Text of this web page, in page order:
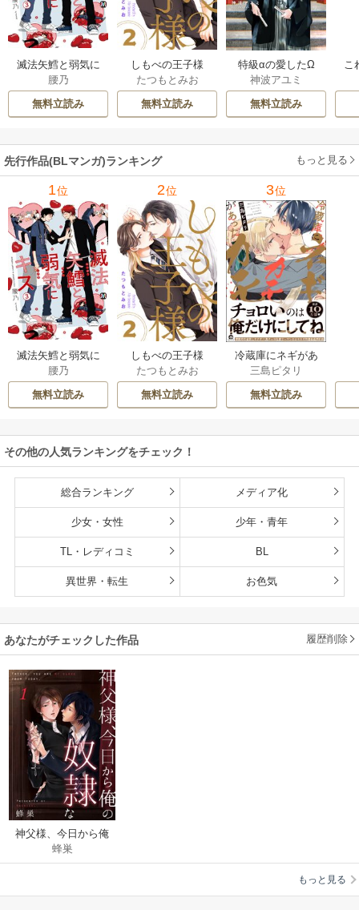
滅法矢鱈と弱気に
キス【コミックス
版】
腰乃
無料立読み
しもべの王子様
【描き下ろしおま
け付き特装版】
たつもとみお
無料立読み
特級αの愛したΩ
神波アユミ
無料立読み
こ
先行作品(BLマンガ)ランキング もっと見る
1位
滅法矢鱈と弱気に
キス【コミックス
版】
腰乃
無料立読み
2位
しもべの王子様
【描き下ろしおま
け付き特装版】
たつもとみお
無料立読み
3位
冷蔵庫にネギがあ
ったカモ
三島ピタリ
無料立読み
その他の人気ランキングをチェック！
総合ランキング メディア化
少女・女性 少年・青年
TL・レディコミ BL
異世界・転生 お色気
あなたがチェックした作品 履歴削除
神父様、今日から俺
の奴隷な【合本版】
蜂巣
もっと見る